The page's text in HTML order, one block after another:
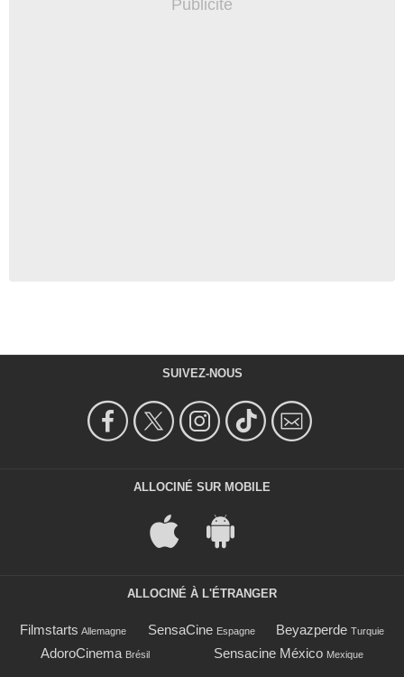
SUIVEZ-NOUS
ALLOCINÉ SUR MOBILE
ALLOCINÉ À L'ÉTRANGER
Filmstarts Allemagne SensaCine Espagne Beyazperde Turquie
AdoroCinema Brésil Sensacine México Mexique